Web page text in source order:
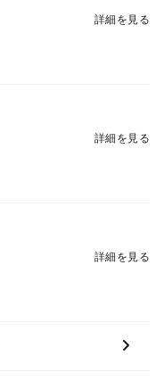
詳細を見る
詳細を見る
詳細を見る